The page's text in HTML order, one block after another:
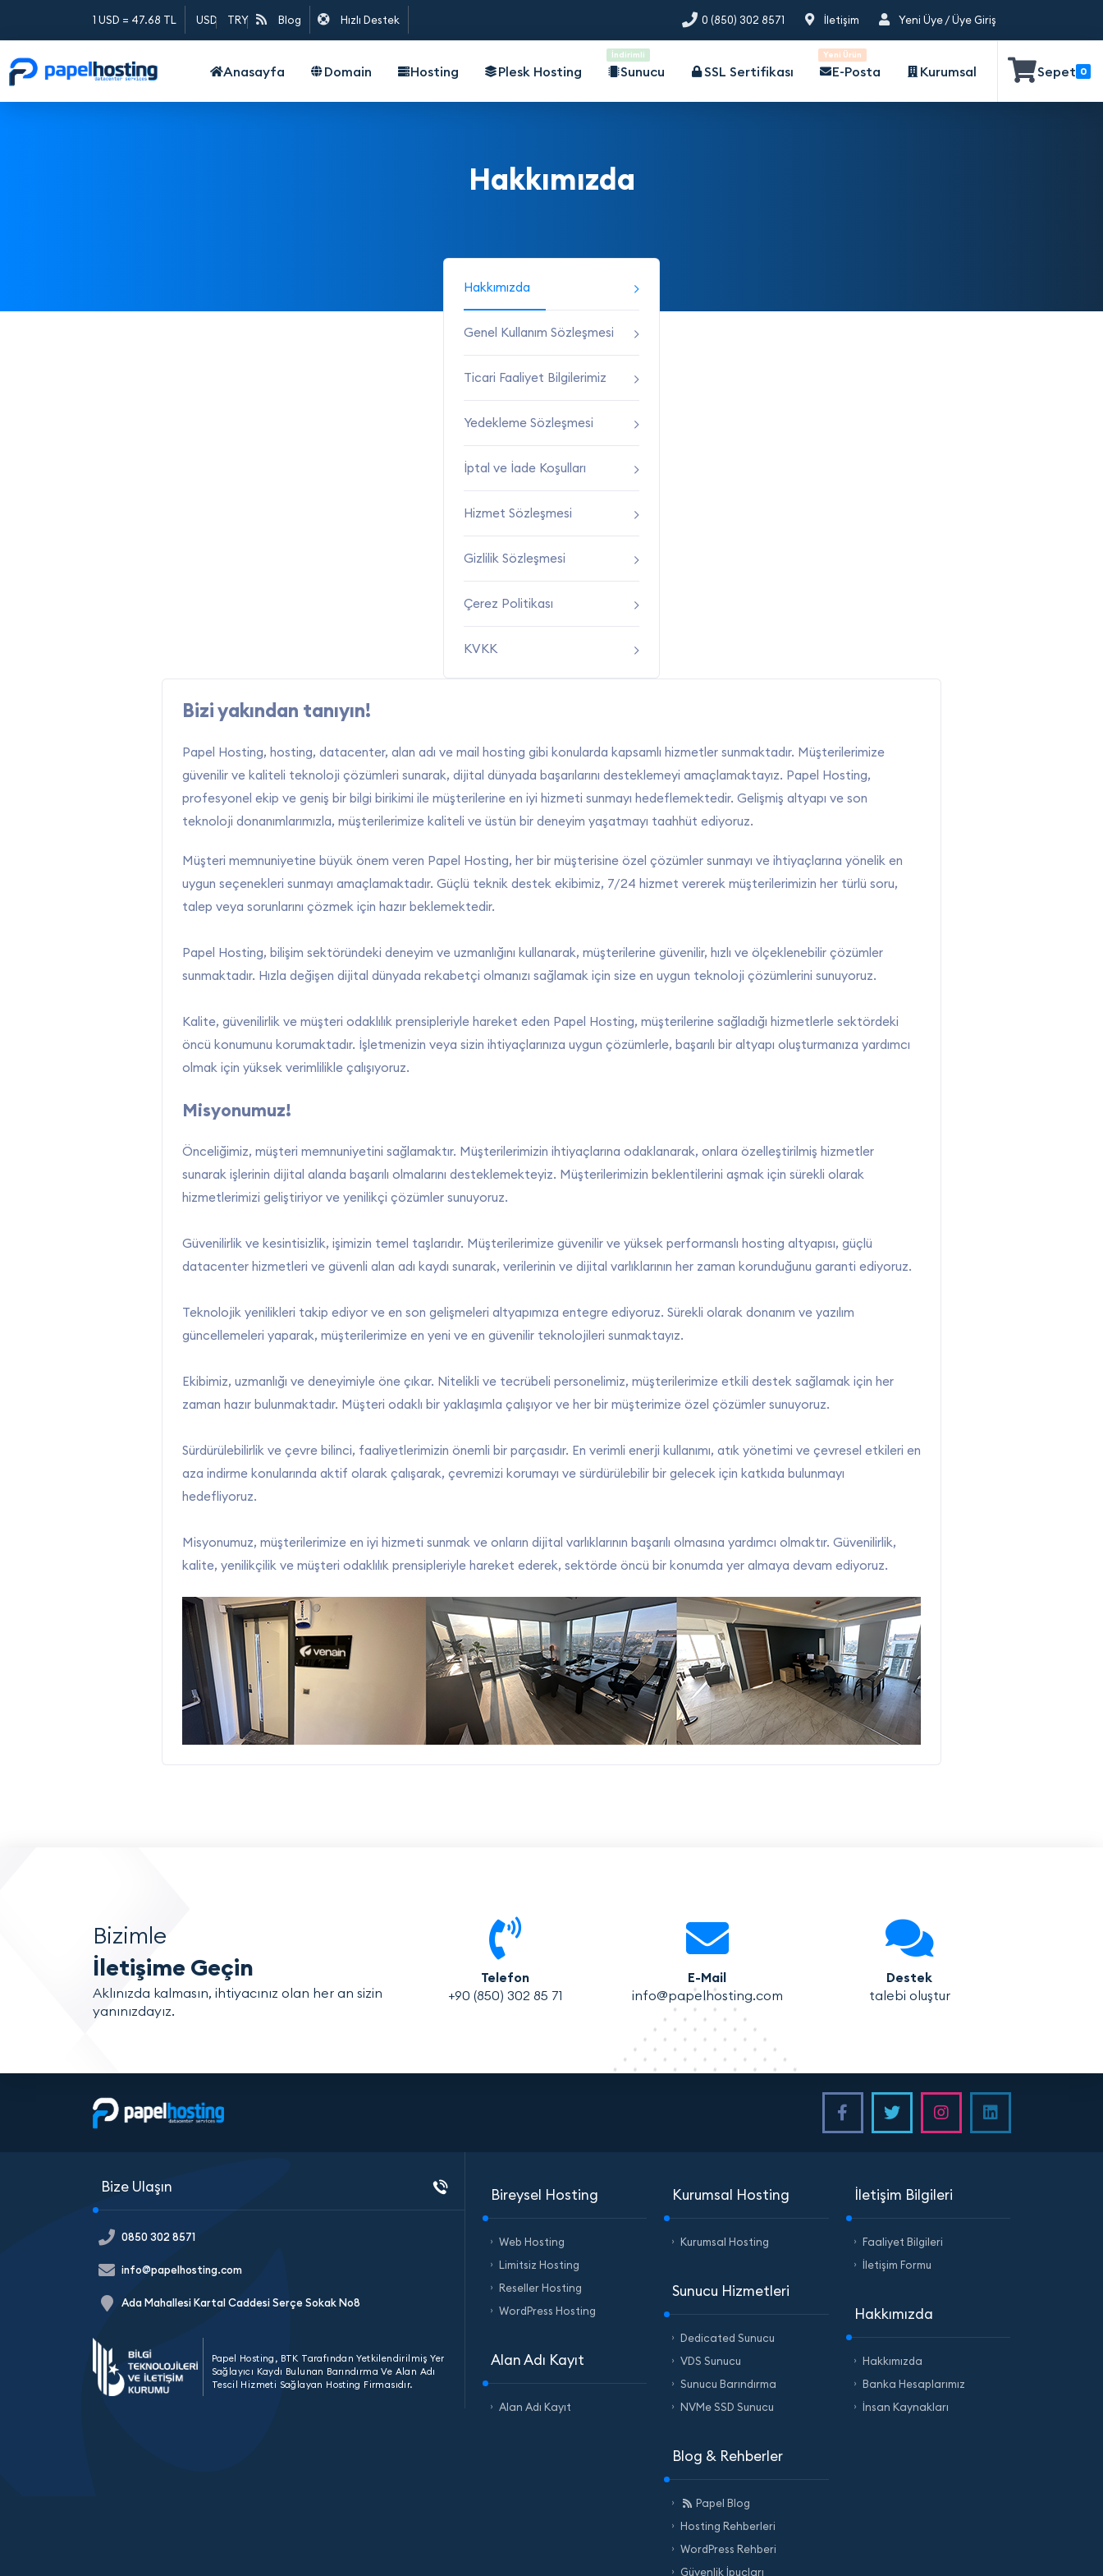
1 USD = 47.68 TL USD TRY Blog Hızlı Destek 0 (850) 302 8571 İletişim Yeni Üye / Üye Giriş
Anasayfa Domain Hosting Plesk Hosting
İndirimli
Sunucu SSL Sertifikası
Yeni Ürün
E-Posta Kurumsal Sepet 0
Hakkımızda
Hakkımızda
Genel Kullanım Sözleşmesi
Ticari Faaliyet Bilgilerimiz
Yedekleme Sözleşmesi
İptal ve İade Koşulları
Hizmet Sözleşmesi
Gizlilik Sözleşmesi
Çerez Politikası
KVKK
Bizi yakından tanıyın!
Papel Hosting, hosting, datacenter, alan adı ve mail hosting gibi konularda kapsamlı hizmetler sunmaktadır. Müşterilerimize
güvenilir ve kaliteli teknoloji çözümleri sunarak, dijital dünyada başarılarını desteklemeyi amaçlamaktayız. Papel Hosting,
profesyonel ekip ve geniş bir bilgi birikimi ile müşterilerine en iyi hizmeti sunmayı hedeflemektedir. Gelişmiş altyapı ve son
teknoloji donanımlarımızla, müşterilerimize kaliteli ve üstün bir deneyim yaşatmayı taahhüt ediyoruz.
Müşteri memnuniyetine büyük önem veren Papel Hosting, her bir müşterisine özel çözümler sunmayı ve ihtiyaçlarına yönelik en
uygun seçenekleri sunmayı amaçlamaktadır. Güçlü teknik destek ekibimiz, 7/24 hizmet vererek müşterilerimizin her türlü soru,
talep veya sorunlarını çözmek için hazır beklemektedir.
Papel Hosting, bilişim sektöründeki deneyim ve uzmanlığını kullanarak, müşterilerine güvenilir, hızlı ve ölçeklenebilir çözümler
sunmaktadır. Hızla değişen dijital dünyada rekabetçi olmanızı sağlamak için size en uygun teknoloji çözümlerini sunuyoruz.
Kalite, güvenilirlik ve müşteri odaklılık prensipleriyle hareket eden Papel Hosting, müşterilerine sağladığı hizmetlerle sektördeki
öncü konumunu korumaktadır. İşletmenizin veya sizin ihtiyaçlarınıza uygun çözümlerle, başarılı bir altyapı oluşturmanıza yardımcı
olmak için yüksek verimlilikle çalışıyoruz.
Misyonumuz!
Önceliğimiz, müşteri memnuniyetini sağlamaktır. Müşterilerimizin ihtiyaçlarına odaklanarak, onlara özelleştirilmiş hizmetler
sunarak işlerinin dijital alanda başarılı olmalarını desteklemekteyiz. Müşterilerimizin beklentilerini aşmak için sürekli olarak
hizmetlerimizi geliştiriyor ve yenilikçi çözümler sunuyoruz.
Güvenilirlik ve kesintisizlik, işimizin temel taşlarıdır. Müşterilerimize güvenilir ve yüksek performanslı hosting altyapısı, güçlü
datacenter hizmetleri ve güvenli alan adı kaydı sunarak, verilerinin ve dijital varlıklarının her zaman korunduğunu garanti ediyoruz.
Teknolojik yenilikleri takip ediyor ve en son gelişmeleri altyapımıza entegre ediyoruz. Sürekli olarak donanım ve yazılım
güncellemeleri yaparak, müşterilerimize en yeni ve en güvenilir teknolojileri sunmaktayız.
Ekibimiz, uzmanlığı ve deneyimiyle öne çıkar. Nitelikli ve tecrübeli personelimiz, müşterilerimize etkili destek sağlamak için her
zaman hazır bulunmaktadır. Müşteri odaklı bir yaklaşımla çalışıyor ve her bir müşterimize özel çözümler sunuyoruz.
Sürdürülebilirlik ve çevre bilinci, faaliyetlerimizin önemli bir parçasıdır. En verimli enerji kullanımı, atık yönetimi ve çevresel etkileri en
aza indirme konularında aktif olarak çalışarak, çevremizi korumayı ve sürdürülebilir bir gelecek için katkıda bulunmayı
hedefliyoruz.
Misyonumuz, müşterilerimize en iyi hizmeti sunmak ve onların dijital varlıklarının başarılı olmasına yardımcı olmaktır. Güvenilirlik,
kalite, yenilikçilik ve müşteri odaklılık prensipleriyle hareket ederek, sektörde öncü bir konumda yer almaya devam ediyoruz.
Bizimle
İletişime Geçin
Aklınızda kalmasın, ihtiyacınız olan her an sizin
yanınızdayız.
Telefon
+90 (850) 302 85 71
E-Mail
info@papelhosting.com
Destek
talebi oluştur
Bize Ulaşın
0850 302 8571
info@papelhosting.com
Ada Mahallesi Kartal Caddesi Serçe Sokak No8
Papel Hosting, BTK Tarafından Yetkilendirilmiş Yer
Sağlayıcı Kaydı Bulunan Barındırma Ve Alan Adı
Tescil Hizmeti Sağlayan Hosting Firmasıdır.
Bireysel Hosting
Web Hosting
Limitsiz Hosting
Reseller Hosting
WordPress Hosting
Alan Adı Kayıt
Alan Adı Kayıt
Kurumsal Hosting
Kurumsal Hosting
Sunucu Hizmetleri
Dedicated Sunucu
VDS Sunucu
Sunucu Barındırma
NVMe SSD Sunucu
Blog & Rehberler
Papel Blog
Hosting Rehberleri
WordPress Rehberi
Güvenlik İpuçları
İletişim Bilgileri
Faaliyet Bilgileri
İletişim Formu
Hakkımızda
Hakkımızda
Banka Hesaplarımız
İnsan Kaynakları